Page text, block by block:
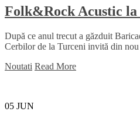
Folk&Rock Acustic
După ce anul trecut a găzduit
Cerbilor de la Turceni invită din
Noutati Read More
05 JUN